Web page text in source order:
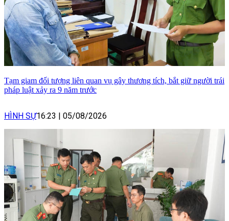
Tạm giam đối tượng liên quan vụ gây thương tích, bắt giữ người trái
pháp luật xảy ra 9 năm trước
HÌNH SỰ16:23 05/08/2026